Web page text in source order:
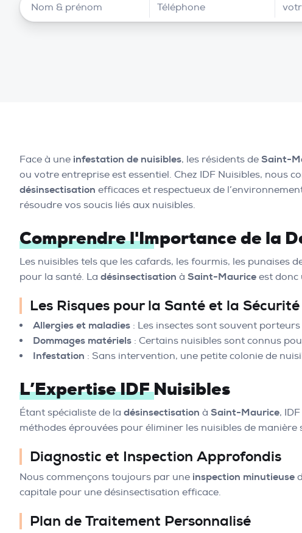
Face à une infestation de nuisibles, les résidents de Saint-
ou votre entreprise est essentiel. Chez IDF Nuisibles, nous
désinsectisation efficaces et respectueux de
résoudre vos soucis liés aux nuisibles.
Comprendre l'Importance de la
Les nuisibles tels que les cafards, les fourmis, les
pour la santé. La désinsectisation à Saint-Maurice est donc
Les Risques pour la Santé et la Sécurité
Allergies et maladies : Les insectes sont souvent
Dommages matériels : Certains nuisibles sont connus
Infestation : Sans intervention, une petite colonie de
L’Expertise IDF Nuisibles
Étant spécialiste de la désinsectisation à Saint-Maurice,
méthodes éprouvées pour éliminer les nuisibles de manière
Diagnostic et Inspection Approfondis
Nous commençons toujours par une inspection minutieuse
capitale pour une désinsectisation efficace.
Plan de Traitement Personnalisé